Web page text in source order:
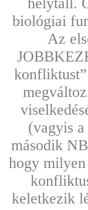
biológiai
Az
(vagyis
második
hogy
keletkezik